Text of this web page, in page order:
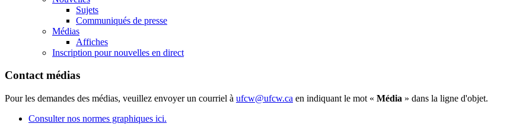
Sujets
Communiqués de presse
Médias
Affiches
Inscription pour nouvelles en direct
Contact médias
Pour les demandes des médias, veuillez envoyer un courriel à ufcw@ufcw.ca en indiquant le mot « Média » dans la ligne d'objet.
Consulter nos normes graphiques ici.